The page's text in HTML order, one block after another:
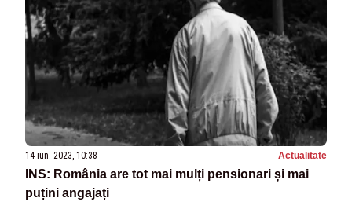
14 iun. 2023, 10:38 Actualitate
INS: România are tot mai mulți pensionari și mai
puțini angajați